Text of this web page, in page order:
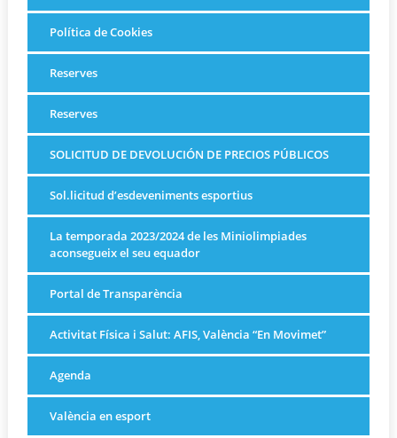
Política de Cookies
Reserves
Reserves
SOLICITUD DE DEVOLUCIÓN DE PRECIOS PÚBLICOS
Sol.licitud d’esdeveniments esportius
La temporada 2023/2024 de les Miniolimpiades
aconsegueix el seu equador
Portal de Transparència
Activitat Física i Salut: AFIS, València “En Movimet”
Agenda
València en esport